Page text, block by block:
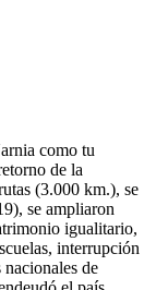
como tu
de la
(3.000 km.), se
se ampliaron
igualitario,
interrupción
de